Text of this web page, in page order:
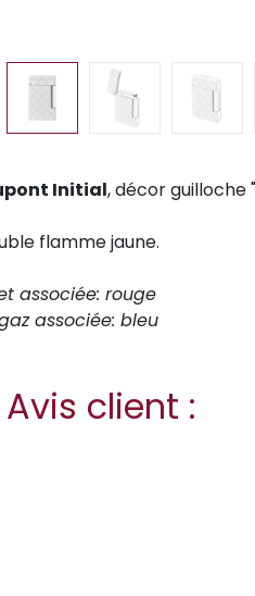
Initial, décor guilloche
flamme jaune.
associée: rouge
associée: bleu
Avis client :